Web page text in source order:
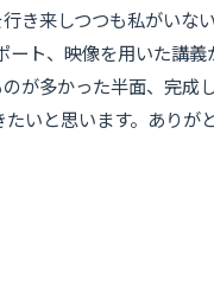
き来しつつも私がいな
ト、映像を用いた講
が多かった半面、完成
いと思います。ありが